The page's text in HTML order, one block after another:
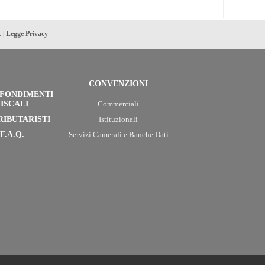
Legge Privacy
F.A.Q.
CONVENZIONI
Commerciali
Istituzionali
Servizi Camerali e Banche Dati